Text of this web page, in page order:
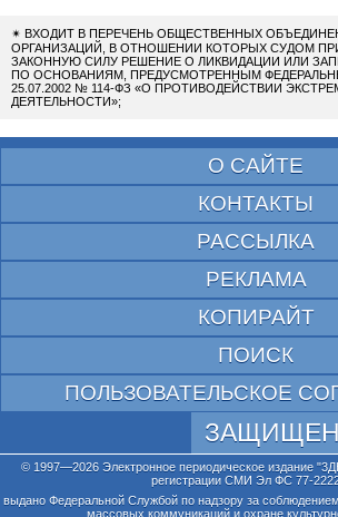
✴ ВХОДИТ В ПЕРЕЧЕНЬ ОБЩЕСТВЕННЫХ
ОРГАНИЗАЦИЙ, В ОТНОШЕНИИ КОТОРЫХ СУДОМ
ЗАКОННУЮ СИЛУ РЕШЕНИЕ О ЛИКВИДАЦИИ ИЛИ
ПО ОСНОВАНИЯМ, ПРЕДУСМОТРЕННЫМ
25.07.2002 № 114-ФЗ «О ПРОТИВОДЕЙСТВИИ
ДЕЯТЕЛЬНОСТИ»;
О САЙТЕ
КОНТАКТЫ
РАССЫЛКА
РЕКЛАМА
КОПИРАЙТ
ПОИСК
ПОЛЬЗОВАТЕЛЬСКОЕ
© 1997—2026 Электронное периодическое издание
регистрации СМИ Эл ФС 77-
выдано Федеральной Службой по надзору за
массовых коммуникаций и охране